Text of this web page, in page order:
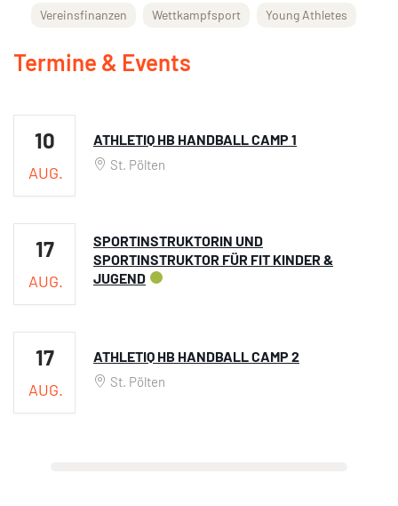
Vereinsfinanzen Wettkampfsport Young Athletes
Termine & Events
10
AUG.
ATHLETIQ HB HANDBALL CAMP 1
St. Pölten
17
AUG.
SPORTINSTRUKTORIN UND
SPORTINSTRUKTOR FÜR FIT KINDER &
JUGEND
17
AUG.
ATHLETIQ HB HANDBALL CAMP 2
St. Pölten